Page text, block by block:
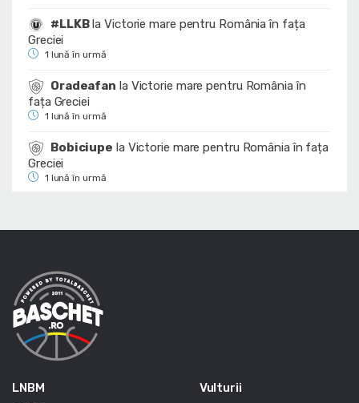
#LLKBlaVictorie mare pentru România în fața
Greciei
1 lună în urmă
Oradeafan la Victorie mare pentru România în
fața Greciei
1 lună în urmă
Bobiciupe la Victorie mare pentru România în fața
Greciei
1 lună în urmă
LNBM
Vulturii